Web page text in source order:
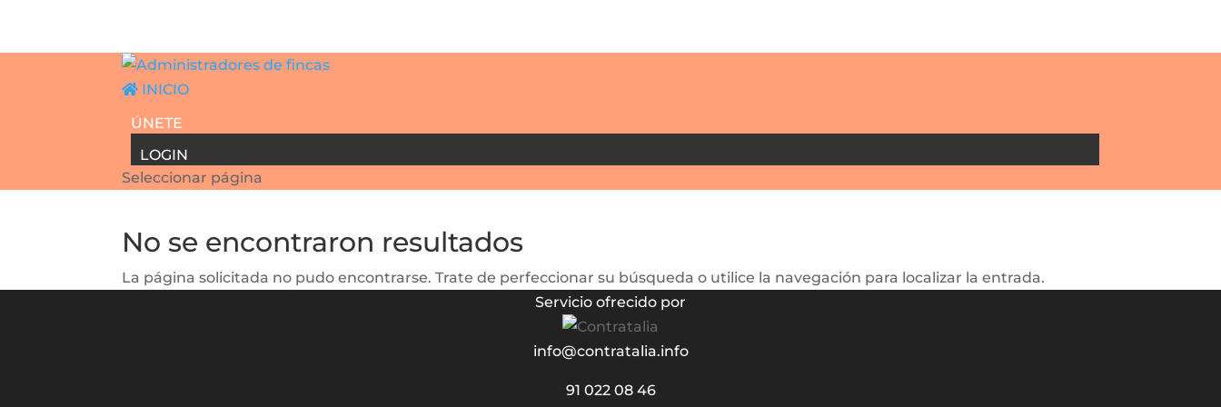
INICIO
ÚNETE
LOGIN
Seleccionar página
No se encontraron resultados
La página solicitada no pudo encontrarse. Trate de perfeccionar su búsqueda o utilice la navegación para localizar la entrada.
Servicio ofrecido por
info@contratalia.info
91 022 08 46